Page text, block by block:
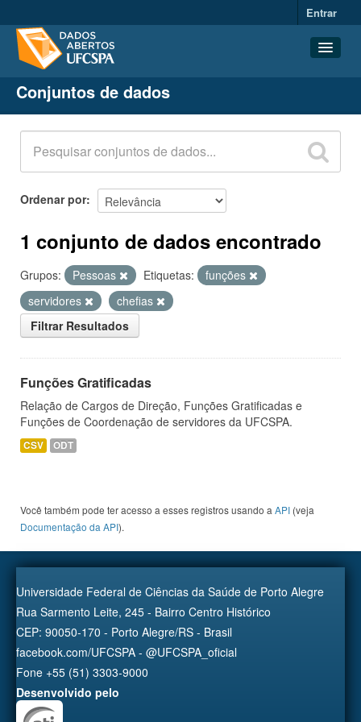
Entrar
Conjuntos de dados
Organizações
Grupos
Sobre
Conjuntos de dados
Ordenar por
1 conjunto de dados encontrado
Grupos: Pessoas Etiquetas:
funções
servidores
chefias
Filtrar Resultados
Funções Gratificadas
Relação de Cargos de Direção, Funções Gratificadas e
Funções de Coordenação de servidores da UFCSPA.
CSV ODT
Você também pode ter acesso a esses registros usando a API (veja
Documentação da API).
Universidade Federal de Ciências da Saúde de Porto Alegre
Rua Sarmento Leite, 245 - Bairro Centro Histórico
CEP: 90050-170 - Porto Alegre/RS - Brasil
facebook.com/UFCSPA - @UFCSPA_oficial
Fone +55 (51) 3303-9000
Desenvolvido pelo